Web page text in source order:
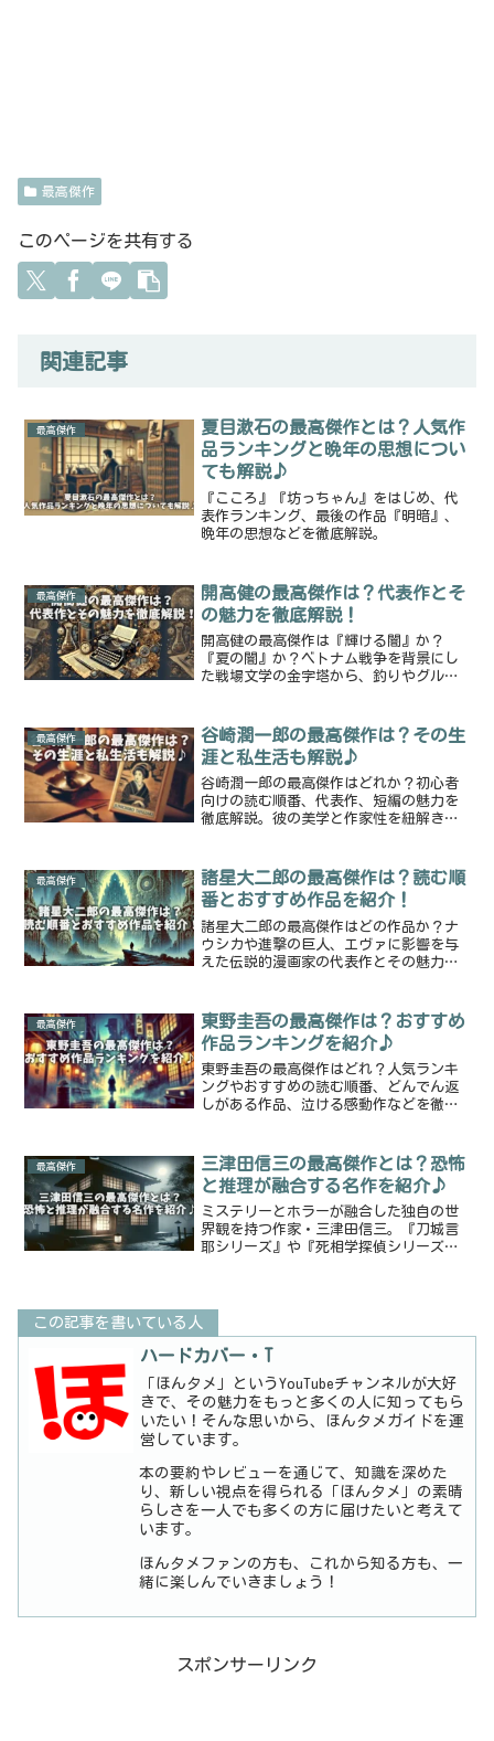
最高傑作
このページを共有する
関連記事
最高傑作
夏目漱石の最高傑作とは？人気作
品ランキングと晩年の思想につい
ても解説♪
『こころ』『坊っちゃん』をはじめ、代
表作ランキング、最後の作品『明暗』、
晩年の思想などを徹底解説。
最高傑作
開高健の最高傑作は？代表作とそ
の魅力を徹底解説！
開高健の最高傑作は『輝ける闇』か？
『夏の闇』か？ベトナム戦争を背景にし
た戦場文学の金字塔から、釣りやグルメ
介します。
最高傑作
谷崎潤一郎の最高傑作は？その生
涯と私生活も解説♪
谷崎潤一郎の最高傑作はどれか？初心者
向けの読む順番、代表作、短編の魅力を
徹底解説。彼の美学と作家性を紐解きま
最高傑作
諸星大二郎の最高傑作は？読む順
番とおすすめ作品を紹介！
諸星大二郎の最高傑作はどの作品か？ナ
ウシカや進撃の巨人、エヴァに影響を与
えた伝説的漫画家の代表作とその魅力を
最高傑作
東野圭吾の最高傑作は？おすすめ
作品ランキングを紹介♪
東野圭吾の最高傑作はどれ？人気ランキ
ングやおすすめの読む順番、どんでん返
しがある作品、泣ける感動作などを徹底
最高傑作
三津田信三の最高傑作とは？恐怖
と推理が融合する名作を紹介♪
ミステリーとホラーが融合した独自の世
界観を持つ作家・三津田信三。『刀城言
耶シリーズ』や『死相学探偵シリーズ』
この記事を書いている人
ハードカバー・T
「ほんタメ」というYouTubeチャンネルが大好
きで、その魅力をもっと多くの人に知ってもら
いたい！そんな思いから、ほんタメガイドを運
営しています。
本の要約やレビューを通じて、知識を深めた
り、新しい視点を得られる「ほんタメ」の素晴
らしさを一人でも多くの方に届けたいと考えて
います。
ほんタメファンの方も、これから知る方も、一
緒に楽しんでいきましょう！
スポンサーリンク